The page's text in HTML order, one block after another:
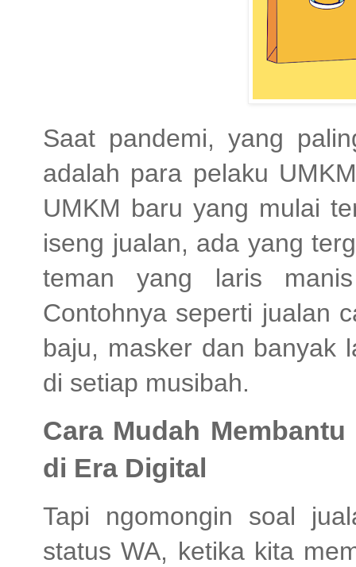
Saat pandemi, yang
adalah para pelaku
UMKM baru yang mulai
iseng jualan, ada yang
teman yang laris
Contohnya seperti jualan
baju, masker dan banyak
di setiap musibah.
Cara Mudah
di Era Digital
Tapi ngomongin soal
status WA, ketika kita